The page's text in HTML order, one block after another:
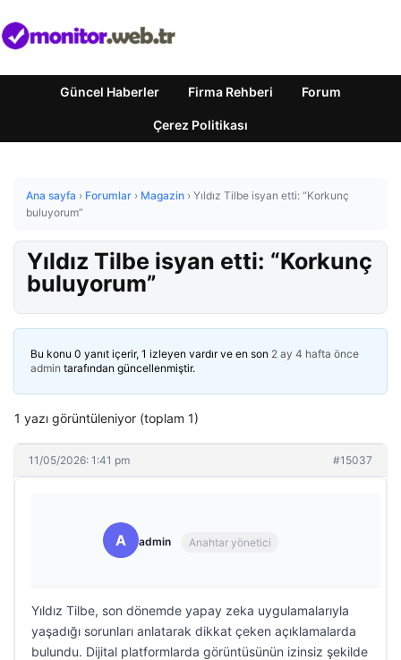
Güncel Haberler Firma Rehberi Forum
Çerez Politikası
Ana sayfa › Forumlar › Magazin › Yıldız Tilbe isyan etti: “Korkunç
buluyorum”
Yıldız Tilbe isyan etti: “Korkunç
buluyorum”
Bu konu 0 yanıt içerir, 1 izleyen vardır ve en son 2 ay 4 hafta önce
admin tarafından güncellenmiştir.
1 yazı görüntüleniyor (toplam 1)
11/05/2026: 1:41 pm #15037
A admin Anahtar yönetici
Yıldız Tilbe, son dönemde yapay zeka uygulamalarıyla
yaşadığı sorunları anlatarak dikkat çeken açıklamalarda
bulundu. Dijital platformlarda görüntüsünün izinsiz şekilde